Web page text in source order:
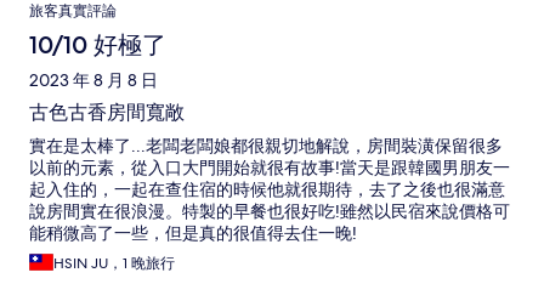
旅客真實評論
10/10 好極了
2023 年 8 月 8 日
古色古香房間寬敞
實在是太棒了...老闆老闆娘都很親切地解說，房間裝潢保留很多
以前的元素，從入口大門開始就很有故事!當天是跟韓國男朋友一
起入住的，一起在查住宿的時候他就很期待，去了之後也很滿意
說房間實在很浪漫。特製的早餐也很好吃!雖然以民宿來說價格可
能稍微高了一些，但是真的很值得去住一晚!
HSIN JU，1 晚旅行